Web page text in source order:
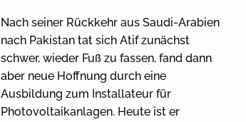
Nach seiner Rückkehr aus Saudi-Arabien
nach Pakistan tat sich Atif zunächst
schwer, wieder Fuß zu fassen, fand dann
aber neue Hoffnung durch eine
Ausbildung zum Installateur für
Photovoltaikanlagen. Heute ist er